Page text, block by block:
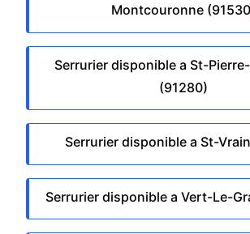
Montcouronne
Serrurier disponible a St-
(91280)
Serrurier disponible a St-
Serrurier disponible a Vert-Le-